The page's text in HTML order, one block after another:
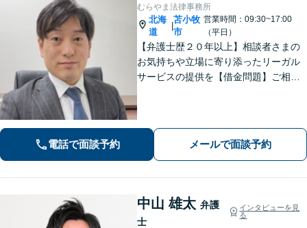
むらやま法律事務所
北海
道
|
苫小牧
市
営業時間：09:30~17:00
（平日）
【弁護士歴２０年以上】相談者さまの
お気持ちや立場に寄り添ったリーガル
サービスの提供を【借金問題】ご相談
業連携で円滑対応！【分割払いOK】
電話で面談予約 メールで面談予約
中山 雄太 弁護
士
インタビューを見
る